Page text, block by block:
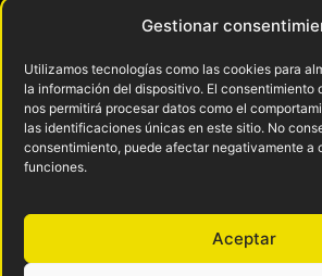
Gestionar
Utilizamos tecnologías como las cookies para
la información del dispositivo. El consentimiento
nos permitirá procesar datos como el
las identificaciones únicas en este sitio. No
consentimiento, puede afectar negativamente a
funciones.
Aceptar
Castilla y
León Grupo
B.
La historia
futuro nos
Política de
Devoluciones
y reembolsos
Todos